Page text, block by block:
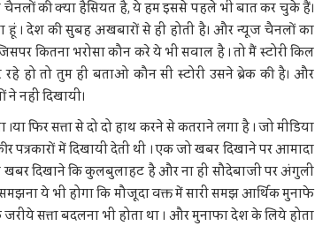
की क्या हैसियत है, ये हम इससे पहले भी बात कर चुके हैं।
हूं । देश की सुबह अखबारों से ही होती है। और न्यूज चैनलों का
कितना भरोसा कौन करे ये भी सवाल है । तो मैं स्टोरी किल
हो तो तुम ही बताओ कौन सी स्टोरी उसने ब्रेक की है। और
नहीं दिखायी।
फिर सत्ता से दो दो हाथ करने से कतराने लगा है । जो मीडिया
में दिखायी देती थी । एक जो खबर दिखाने पर आमादा
खबर दिखाने कि कुलबुलाहट है और ना ही सौदेबाजी पर अंगुली
ये भी होगा कि मौजूदा वक्त में सारी समझ आर्थिक मुनाफे
सत्ता बदलना भी होता था । और मुनाफा देश के लिये होता